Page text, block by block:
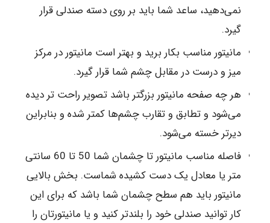
نمی‌دهید، ساعد شما باید بر روی دسته صندلی قرار
گیرد. ‪
مانیتور مناسب بکار برید و بهتر است مانیتور در مرکز
میز و درست در مقابل چشم شما قرار گیرد.
هر چه صفحه مانیتور بزرگتر باشد تصویر راحت تر دیده
می‌شود و تطابق و تقارب چشم‌ها کمتر شده و بنابراین
دیرتر خسته می‌شود.
متر یا معادل یک دست کشیده شماست. بخش بالایی
مانیتور باید هم سطح چشمان شما باشد که برای این
کار توانید صندلی خود را بلندتر کنید و یا مانیتورتان را